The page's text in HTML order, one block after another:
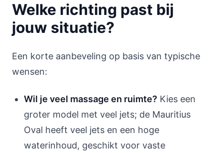
Welke richting past bij
jouw situatie?
Een korte aanbeveling op basis van typische
wensen:
Wil je veel massage en ruimte? Kies een
groter model met veel jets; de Mauritius
Oval heeft veel jets en een hoge
waterinhoud, geschikt voor vaste